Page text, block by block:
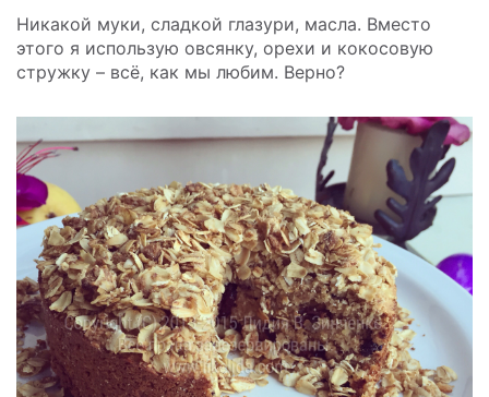
Никакой муки, сладкой глазури, масла. Вместо
этого я использую овсянку, орехи и кокосовую
стружку – всё, как мы любим. Верно?